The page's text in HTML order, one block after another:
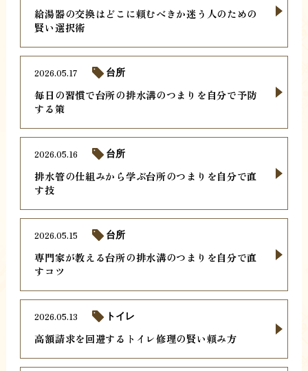
給湯器の交換はどこに頼むべきか迷う人のための
賢い選択術
毎日の習慣で台所の排水溝のつまりを自分で予防
する策
2026.05.17 台所
排水管の仕組みから学ぶ台所のつまりを自分で直
す技
2026.05.16 台所
専門家が教える台所の排水溝のつまりを自分で直
すコツ
2026.05.15 台所
高額請求を回避するトイレ修理の賢い頼み方
2026.05.13 トイレ